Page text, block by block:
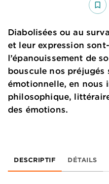
bookmark_border
Diabolisées ou au
et leur expression
l’épanouissement de
bouscule nos préjugés
émotionnelle, en nous
philosophique,
des émotions.
DESCRIPTIF DÉTAILS